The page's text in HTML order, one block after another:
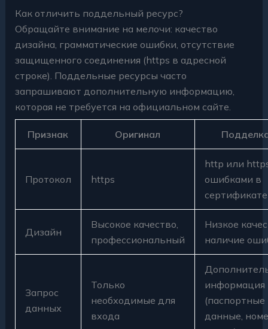
Как отличить поддельный ресурс?
Обращайте внимание на мелочи: качество
дизайна, грамматические ошибки, отсутствие
защищенного соединения (https в адресной
строке). Поддельные ресурсы часто
запрашивают дополнительную информацию,
которая не требуется на официальном сайте.
Признак Оригинал
Протокол https
http или
ошибками в
сертификате
Дизайн
Высокое качество,
профессиональный
Низкое
наличие
Запрос
данных
Только
необходимые для
входа
информация
(паспортные
данные,